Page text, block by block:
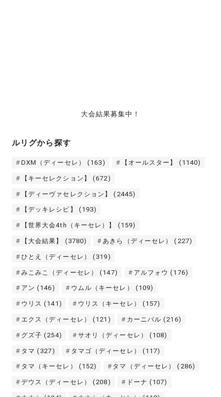
大会結果募集中！
ルリグから探す
DXM（ディーセレ） (163) 【オールスター】 (1140)
【キーセレクション】 (672)
【ディーヴァセレクション】 (2445)
【デッキレシピ】 (193)
【世界大会4th（キーセレ）】 (159)
【大会結果】 (3780) あきら（ディーセレ） (227)
ひとえ（ディーセレ） (319)
みこみこ（ディーセレ） (147) アルフォウ (176)
アン (146) ウムル（キーセレ） (109)
ウリス (141) ウリス（キーセレ） (157)
エクス（ディーセレ） (121) カーニバル (216)
グズ子 (254) サオリ（ディーセレ） (108)
タマ (327) タマゴ（ディーセレ） (117)
タマ（キーセレ） (152) タマ（ディーセレ） (286)
デウス（ディーセレ） (208) ドーナ (107)